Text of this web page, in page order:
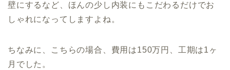
壁にするなど、ほんの少し内装にもこだわるだけでお
しゃれになってしますよね。
ちなみに、こちらの場合、費用は150万円、工期は1ヶ
月でした。